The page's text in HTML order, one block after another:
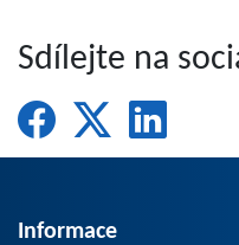
Sdílejte na
Informace